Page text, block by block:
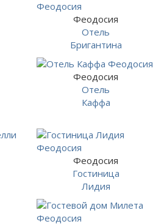
Феодосия
Отель
Бригантина
Феодосия
Отель
Каффа
Феодосия
Гостиница
Лидия